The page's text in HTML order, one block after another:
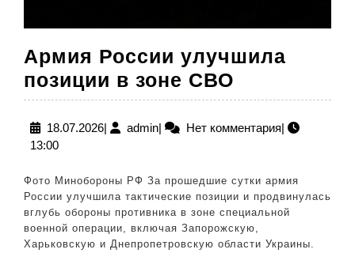
Армия России улучшила
позиции в зоне СВО
России
улучшила
в
зоне
СВО
18.07.202618.07.2026
| adminadmin
| Нет комментария|
13:00
Фото Минобороны РФ За прошедшие сутки армия
России улучшила тактические позиции и продвинулась
вглубь обороны противника в зоне специальной
военной операции, включая Запорожскую,
Харьковскую и Днепропетровскую области Украины.